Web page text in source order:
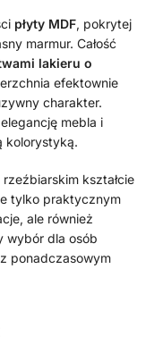
płyty MDF, pokrytej
marmur. Całość
lakieru o
efektownie
charakter.
mebla i
kolorystyką.
kształcie
tylko praktycznym
ale również
wybór dla osób
ponadczasowym